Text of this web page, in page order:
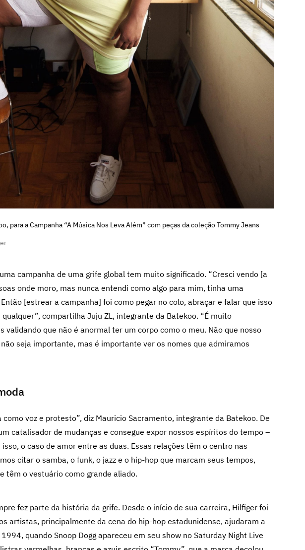
para a Campanha “A Música Nos Leva Além” com peças da coleção Tommy Jeans
campanha de uma grife global tem muito significado. “Cresci vendo [a
onde moro, mas nunca entendi como algo para mim, tinha uma
[estrear a campanha] foi como pegar no colo, abraçar e falar que isso
compartilha Juju ZL, integrante da Batekoo. “É muito
validando que não é anormal ter um corpo como o meu. Não que nosso
seja importante, mas é importante ver os nomes que admiramos
como voz e protesto”, diz Mauricio Sacramento, integrante da Batekoo. De
catalisador de mudanças e consegue expor nossos espíritos do tempo –
o caso de amor entre as duas. Essas relações têm o centro nas
citar o samba, o funk, o jazz e o hip-hop que marcam seus tempos,
têm o vestuário como grande aliado.
fez parte da história da grife. Desde o início de sua carreira, Hilfiger foi
artistas, principalmente da cena do hip-hop estadunidense, ajudaram a
quando Snoop Dogg apareceu em seu show no Saturday Night Live